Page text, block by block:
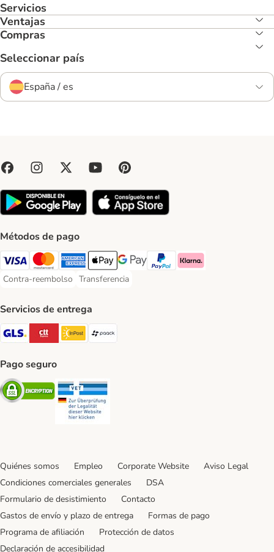
Servicios
Ventajas
Compras
Seleccionar país
España / es
Métodos de pago
Visa Payment Method
Mastercard Payment Method
American Express Payment Method
Apple Pay Payment Method
Google Pay Payment Method
PayPal Payment Method
Klarna Payment Method
Contra-reembolso
Contra-reembolso Payment Method
Transferencia
Transferencia Payment Method
Servicios de entrega
GLS Shipping Method
CTTExpress Shipping Method
InPost Shipping Method
paack Shipping Method
Pago seguro
Security
Quiénes somos Empleo Corporate Website
Aviso Legal
Condiciones comerciales generales
DSA
Formulario de desistimiento
Contacto
Gastos de envío y plazo de entrega
Formas de pago
Programa de afiliación
Protección de datos
Declaración de accesibilidad